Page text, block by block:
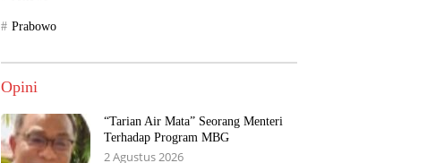
Prabowo
Opini
“Tarian Air Mata” Seorang Menteri
Terhadap Program MBG
2 Agustus 2026